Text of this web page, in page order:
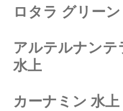
ロタラ グリー
アルテルナンテ
水上
カーナミン 水上